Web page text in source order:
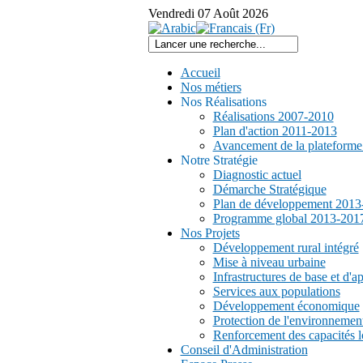
Vendredi 07 Août 2026
Accueil
Nos métiers
Nos Réalisations
Réalisations 2007-2010
Plan d'action 2011-2013
Avancement de la
Notre Stratégie
Diagnostic actuel
Démarche Stratégique
Plan de développement
Programme global 2013-
Nos Projets
Développement rural intégré
Mise à niveau urbaine
Infrastructures de base et
Services aux populations
Développement économique
Protection de
Renforcement des capacités
Conseil d'Administration